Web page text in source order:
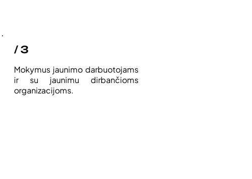
/ 3
Mokymus jaunimo darbuotojams
ir su jaunimu dirbančioms
organizacijoms.